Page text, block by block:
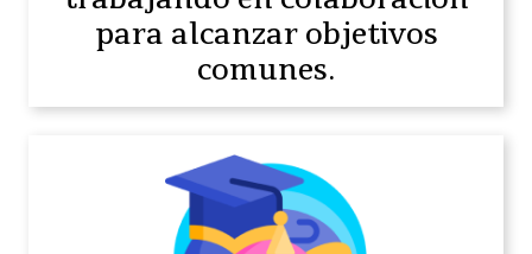
para alcanzar objetivos
comunes.